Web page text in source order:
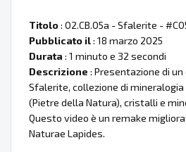
Titolo: 02.CB.05a - Sfalerite -
Pubblicato il: 18 marzo 2025
Durata : 1 minuto e 32 secondi
Descrizione : Presentazione di
Sfalerite, collezione di mineralogia
(Pietre della Natura), cristalli e
Questo video è un remake
Naturae Lapides.